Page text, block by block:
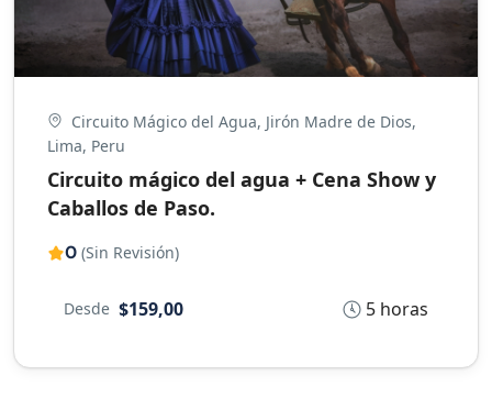
Circuito Mágico del Agua, Jirón Madre de Dios,
Lima, Peru
Circuito mágico del agua + Cena Show y
Caballos de Paso.
0 (Sin Revisión)
5 horas
Desde $159,00